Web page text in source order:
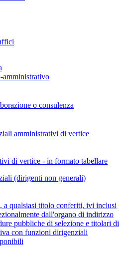
o consulenza
amministrativi di vertice
di vertice - in formato tabellare
(dirigenti non generali)
a qualsiasi titolo conferiti, ivi inclusi
dall'organo di indirizzo
pubbliche di selezione e titolari di
con funzioni dirigenziali